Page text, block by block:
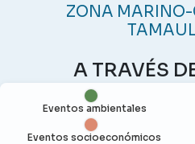
ZONA MARINO-
A TRAVÉS
Eventos ambientales
Eventos socioeconómicos